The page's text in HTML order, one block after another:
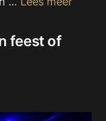
feest of